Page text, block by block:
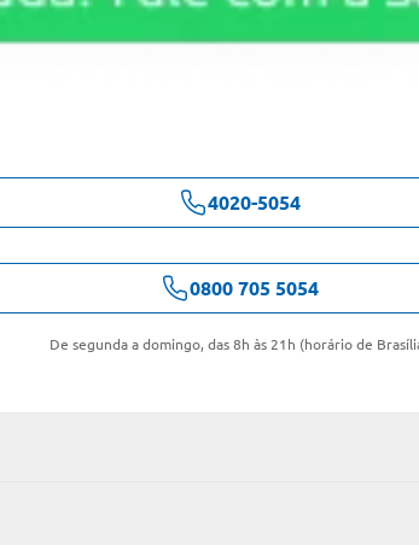
4020-5054
0800 705 5054
De segunda a domingo, das 8h às 21h (horário de